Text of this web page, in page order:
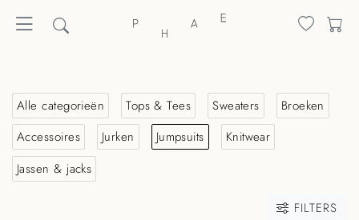
Alle categorieën Tops & Tees Sweaters
Broeken
Accessoires
Jurken Jumpsuits
Knitwear
Jassen & jacks
FILTERS